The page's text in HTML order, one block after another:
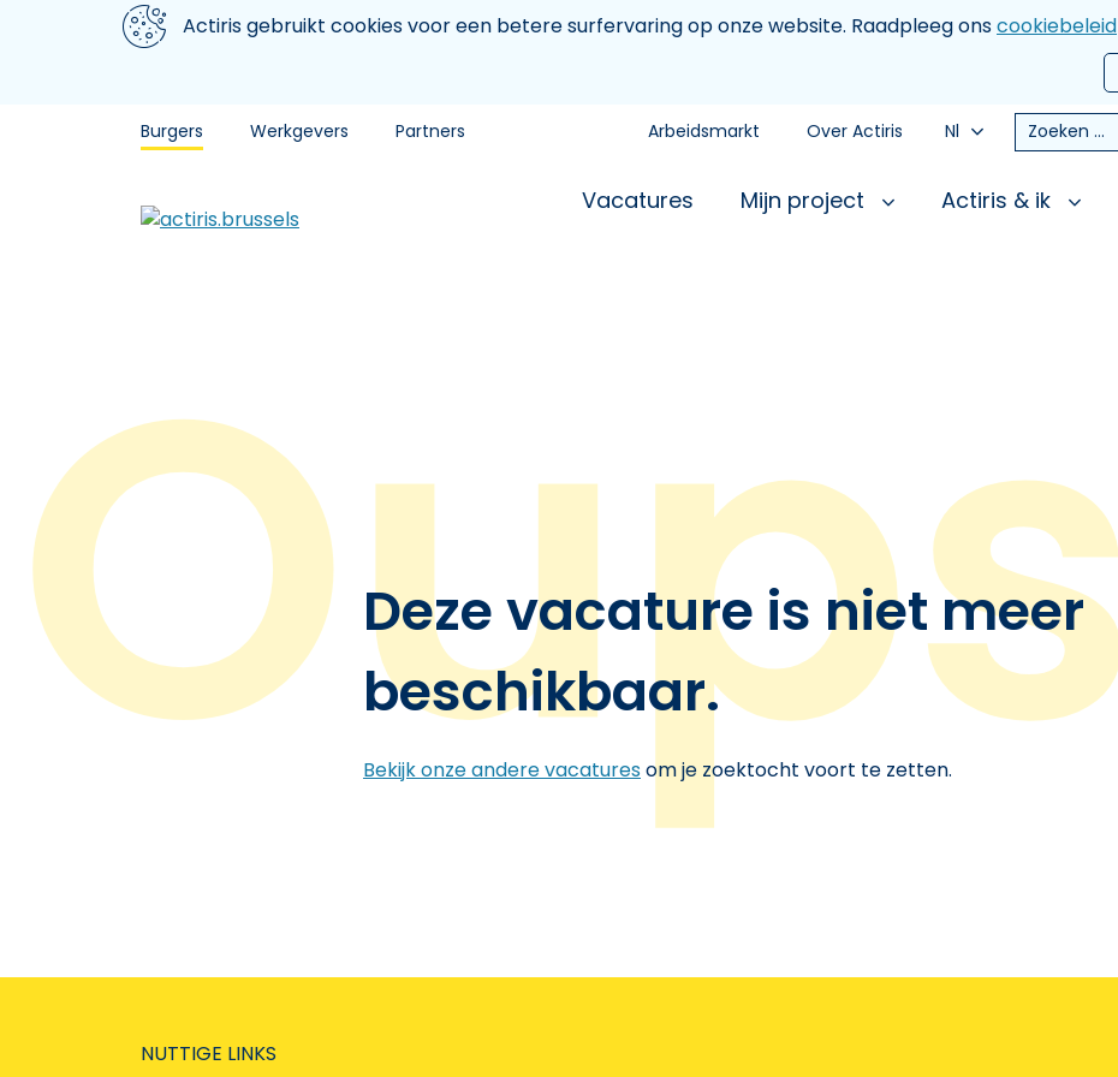
Aller au contenu principal
We gebruiken cookiesActiris gebruikt cookies voor een betere surfervaring op onze website. Raadpleeg onscookiebeleid
Burgers Werkgevers Partners Arbeidsmarkt Over Actiris Nl Zoeken
Vacatures Mijn project Actiris & ik
Deze vacature is niet meer
beschikbaar.
Bekijk onze andere vacaturesom je zoektocht voort te zetten.
NUTTIGE LINKS